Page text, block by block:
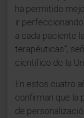
ha permitido
ir
a cada paciente
terapéuticas”,
científico de la
En estos cuatro
confirman que la
de